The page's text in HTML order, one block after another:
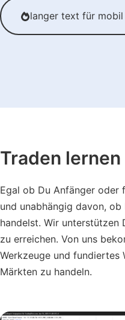
langer text für
Traden lernen
Egal ob Du Anfänger
und unabhängig davon,
handelst. Wir unterstützen
zu erreichen. Von uns
Werkzeuge und fundiertes
Märkten zu handeln.